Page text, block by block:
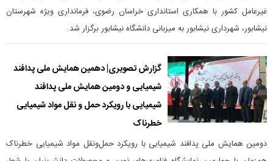
غیرعامل کشور با همکاری استانداری خراسان رضوی، فرمانداری ویژه شهرستان
نیشابور، شهرداری نیشابور به میزبانی دانشگاه نیشابور برگزار شد.
گزارش تصویری| دهمین همایش ملی پدافند
شیمیایی و دومین همایش ملی پدافند
شیمیایی با رویکرد حمل و نقل مواد شیمیایی
خطرناک
دومین همایش ملی پدافند شیمیایی با رویکرد حمل‌ونقل مواد شیمیایی خطرناک